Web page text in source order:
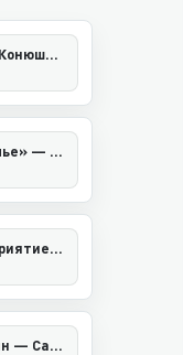
Летние Книжные Аллеи на малой Конюшенной улице 2026
VI Фестиваль «Серебряное ожерелье» — Дни народной культуры Северо-Западного региона в Санкт-Петербурге
Музейно-просветительское мероприятие «Праздник первой улицы»
99 Петербургский марафон «Пушкин — Санкт-Петербург»